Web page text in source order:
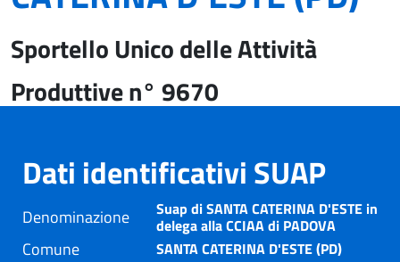
Sportello Unico delle Attività
Produttive n° 9670
Dati identificativi SUAP
Denominazione Suap di SANTA CATERINA D'ESTE in
delega alla CCIAA di PADOVA
Comune SANTA CATERINA D'ESTE (PD)